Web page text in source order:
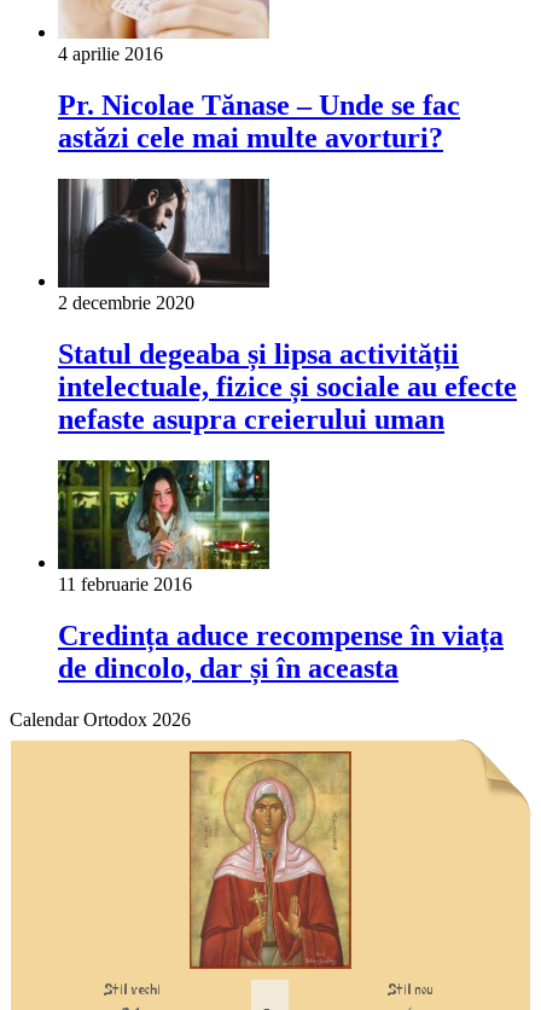
4 aprilie 2016
Pr. Nicolae Tănase – Unde se fac
astăzi cele mai multe avorturi?
2 decembrie 2020
Statul degeaba și lipsa activității
intelectuale, fizice și sociale au efecte
nefaste asupra creierului uman
11 februarie 2016
Credința aduce recompense în viața
de dincolo, dar și în aceasta
Calendar Ortodox 2026